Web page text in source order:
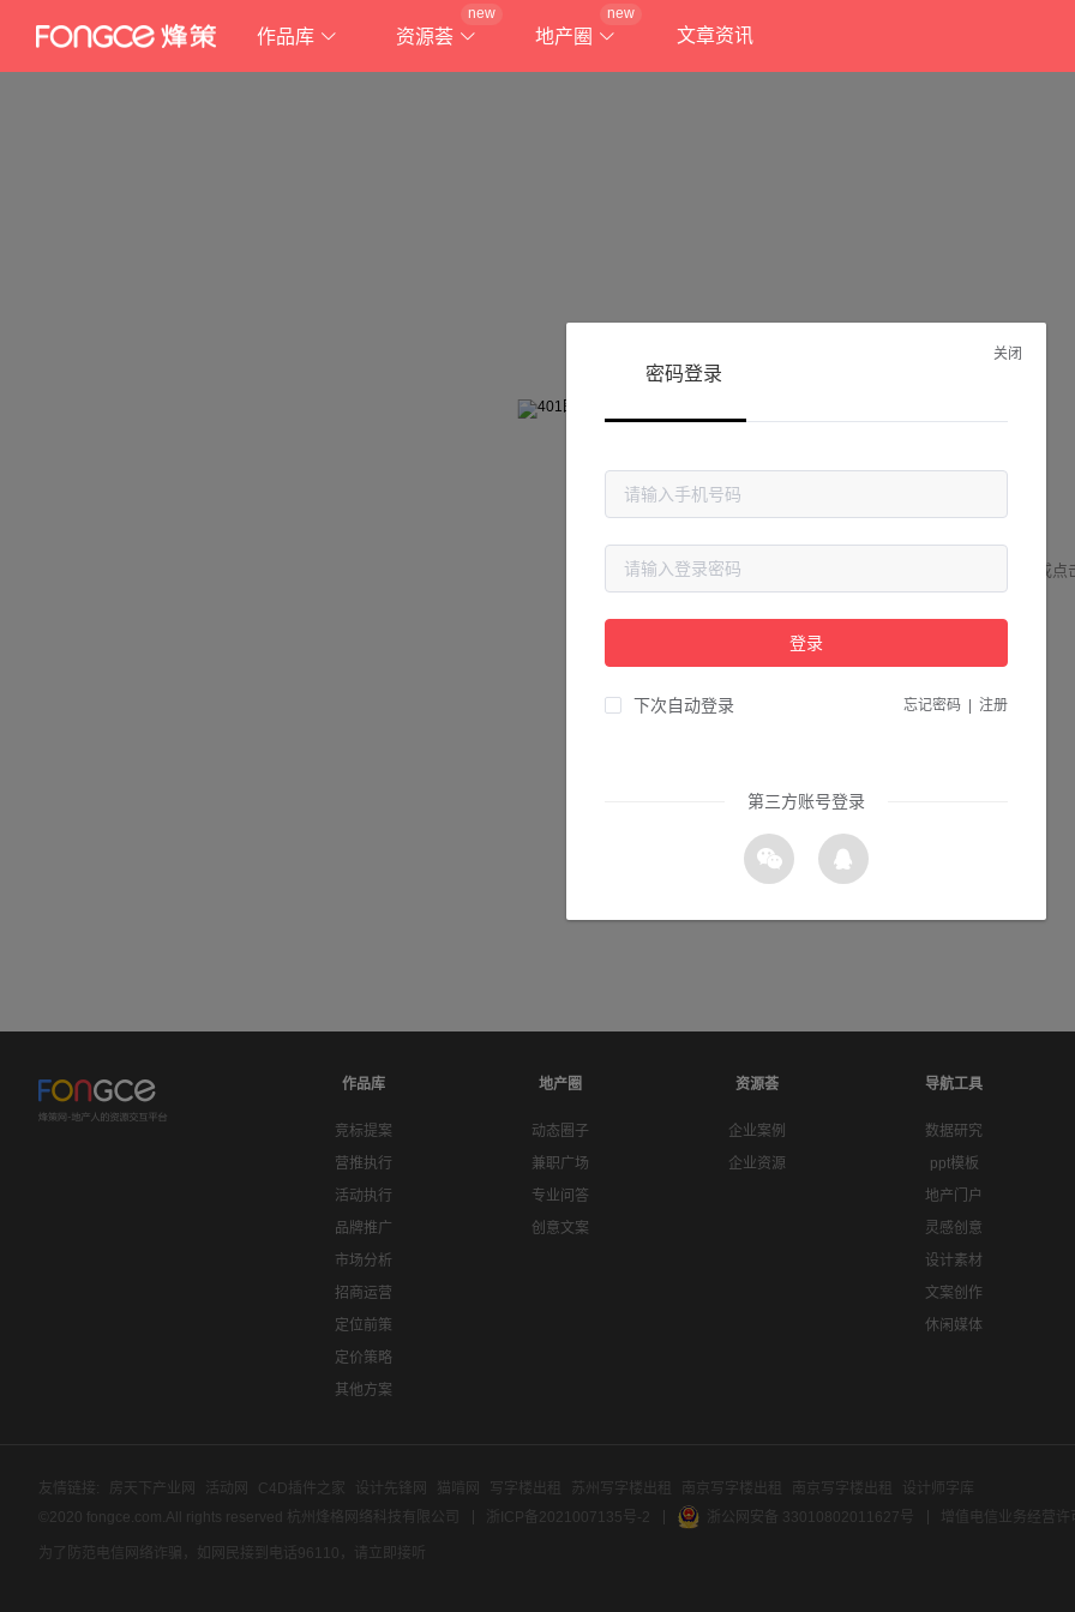
作品库 资源荟
new
地产圈
new
文章资讯
抱歉!
请检查您输入的网址是否正确，或点
作品库
竞标提案
营推执行
活动执行
品牌推广
市场分析
招商运营
定位前策
定价策略
其他方案
地产圈
动态圈子
兼职广场
专业问答
创意文案
资源荟
企业案例
企业资源
导航工具
数据研究
ppt模板
地产门户
灵感创意
设计素材
文案创作
休闲媒体
友情链接: 房天下产业网 活动网 C4D插件之家 设计先锋网 猫啃网 写字楼出租 苏州写字楼出租 南京写字楼出租 南京写字楼出租
设计师字库
©2020 fongce.com.All rights reserved 杭州烽格网络科技有限公司
浙ICP备2021007135号-2 浙公网安备 33010802011627号 增值电信业务经营
为了防范电信网络诈骗，如网民接到电话96110，请立即接听
关闭
密码登录
登录
下次自动登录 忘记密码 注册
第三方账号登录